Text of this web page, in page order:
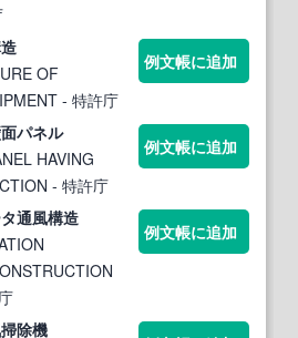
OF
- 特許庁
例文帳に追加
パネル
HAVING
- 特許庁
例文帳に追加
通風構造
例文帳に追加
除機